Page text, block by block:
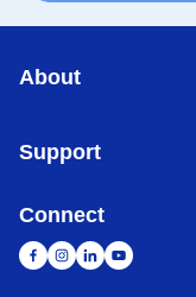
About
Support
Connect